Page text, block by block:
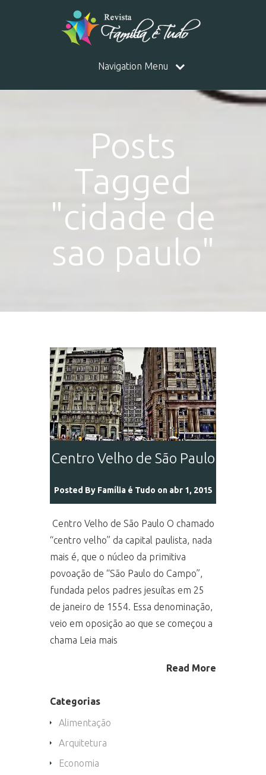
Navigation Menu
Posts
Tagged
"cidade de
sao paulo"
Centro Velho de São Paulo
Posted By Família é Tudo on abr 1, 2015
Centro Velho de São Paulo O chamado
“centro velho” da capital paulista, nada
mais é, que o núcleo da primitiva
povoação de “São Paulo do Campo”,
fundada pelos padres jesuítas em 25
de janeiro de 1554. Essa denominação,
veio em oposição ao que se começou a
chama Leia mais
Read More
Categorias
Alimentação
Arquitetura
Economia